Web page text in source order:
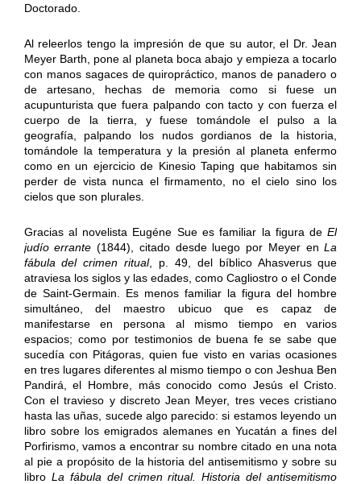
Doctorado.
Al releerlos tengo la impresión de que su autor, el Dr. Jean
Meyer Barth, pone al planeta boca abajo y empieza a tocarlo
con manos sagaces de quiropráctico, manos de panadero o
de artesano, hechas de memoria como si fuese un
acupunturista que fuera palpando con tacto y con fuerza el
cuerpo de la tierra, y fuese tomándole el pulso a la
geografía, palpando los nudos gordianos de la historia,
tomándole la temperatura y la presión al planeta enfermo
como en un ejercicio de Kinesio Taping que habitamos sin
perder de vista nunca el firmamento, no el cielo sino los
cielos que son plurales.
Gracias al novelista Eugéne Sue es familiar la figura deEl
judío errante (1844), citado desde luego por Meyer enLa
fábula del crimen ritual, p. 49, del bíblico Ahasverus que
atraviesa los siglos y las edades, como Cagliostro o el Conde
de Saint-Germain. Es menos familiar la figura del hombre
simultáneo, del maestro ubicuo que es capaz de
manifestarse en persona al mismo tiempo en varios
espacios; como por testimonios de buena fe se sabe que
sucedía con Pitágoras, quien fue visto en varias ocasiones
en tres lugares diferentes al mismo tiempo o con Jeshua Ben
Pandirá, el Hombre, más conocido como Jesús el Cristo.
Con el travieso y discreto Jean Meyer, tres veces cristiano
hasta las uñas, sucede algo parecido: si estamos leyendo un
libro sobre los emigrados alemanes en Yucatán a fines del
Porfirismo, vamos a encontrar su nombre citado en una nota
al pie a propósito de la historia del antisemitismo y sobre su
libro La fábula del crimen ritual. Historia del antisemitismo